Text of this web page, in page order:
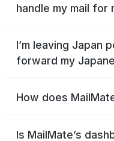
handle my mail for
I’m leaving Japan
forward my
How does
Is MailMate’s